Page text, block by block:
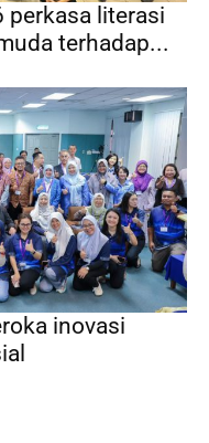
perkasa literasi
terhadap...
inovasi